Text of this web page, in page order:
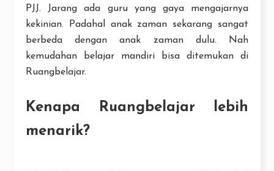
PJJ. Jarang ada guru yang gaya mengajarnya
kekinian. Padahal anak zaman sekarang sangat
berbeda dengan anak zaman dulu. Nah
kemudahan belajar mandiri bisa ditemukan di
Ruangbelajar.
Kenapa Ruangbelajar lebih
menarik?